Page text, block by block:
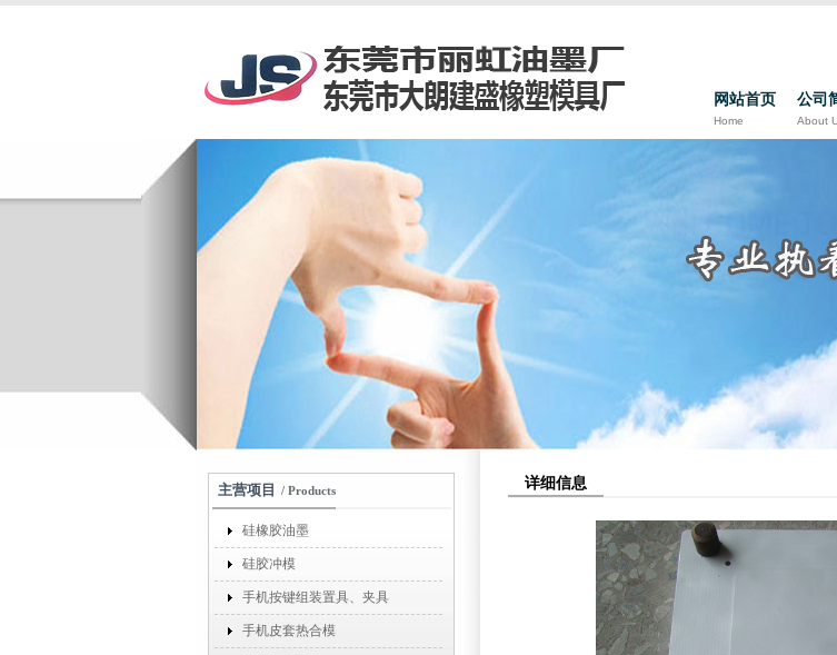
网站首页
Home
公司
About
主营项目 / Products
硅橡胶油墨
硅胶冲模
手机按键组装置具、夹具
手机皮套热合模
详细信息